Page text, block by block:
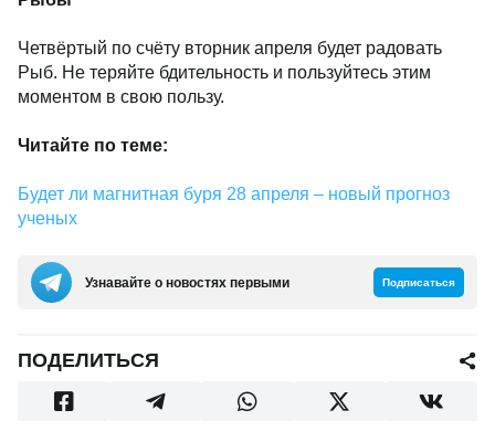
Четвёртый по счёту вторник апреля будет радовать
Рыб. Не теряйте бдительность и пользуйтесь этим
моментом в свою пользу.
Читайте по теме:
Будет ли магнитная буря 28 апреля – новый прогноз
ученых
Узнавайте о новостях первыми Подписаться
ПОДЕЛИТЬСЯ